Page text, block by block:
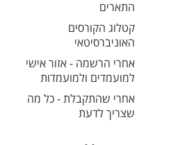
התארים
קטלוג הקורסים
האוניברסיטאי
אחרי הרשמה - אזור אישי
למועמדים ולמועמדות
אחרי שהתקבלת - כל מה
שצריך לדעת